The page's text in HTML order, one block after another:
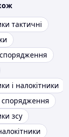
тактичні
і налокітники
спорядження
зсу